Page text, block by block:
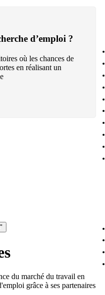
d’emploi ?
où les chances de
en réalisant un
du marché du travail en
grâce à ses partenaires